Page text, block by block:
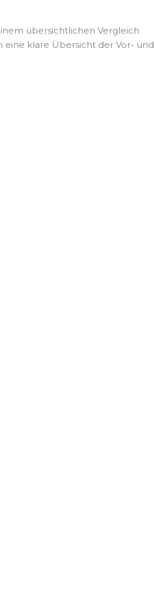
übersichtlichen Vergleich
eine klare Übersicht der Vor- und